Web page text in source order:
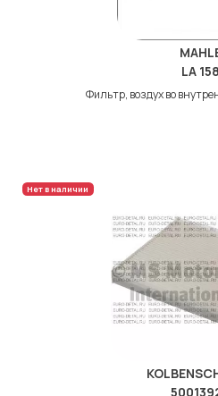
LA 158
Фильтр, воздух во
Нет в наличии